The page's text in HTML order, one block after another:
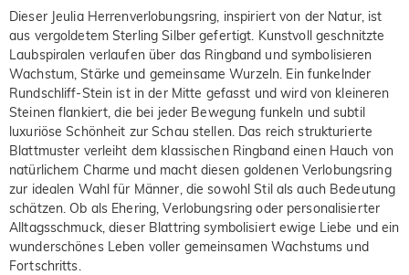
Dieser Jeulia Herrenverlobungsring, inspiriert von der Natur, ist
aus vergoldetem Sterling Silber gefertigt. Kunstvoll geschnitzte
Laubspiralen verlaufen über das Ringband und symbolisieren
Wachstum, Stärke und gemeinsame Wurzeln. Ein funkelnder
Rundschliff-Stein ist in der Mitte gefasst und wird von kleineren
Steinen flankiert, die bei jeder Bewegung funkeln und subtil
luxuriöse Schönheit zur Schau stellen. Das reich strukturierte
Blattmuster verleiht dem klassischen Ringband einen Hauch von
natürlichem Charme und macht diesen goldenen Verlobungsring
zur idealen Wahl für Männer, die sowohl Stil als auch Bedeutung
schätzen. Ob als Ehering, Verlobungsring oder personalisierter
Alltagsschmuck, dieser Blattring symbolisiert ewige Liebe und ein
wunderschönes Leben voller gemeinsamen Wachstums und
Fortschritts.